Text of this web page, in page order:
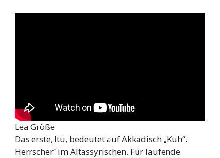
Lea Größe
Das erste, ltu, bedeutet auf Akkadisch „Kuh“.
Herrscher“ im Altassyrischen. Für laufende